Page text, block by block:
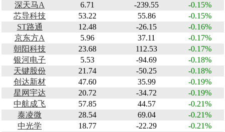
深天马A
6.71 -239.55
-0.15%
芯导科技
53.22 55.86
-0.15%
ST路通
12.48 -26.15
-0.16%
京东方A
5.96 37.11
-0.17%
朝阳科技
23.68 112.53
-0.17%
银河电子
5.53 -94.69
-0.18%
天键股份
21.74 -50.25
-0.18%
创达新材
47.60 35.99
-0.19%
星网宇达
20.72 -34.72
-0.19%
中航成飞
57.85 44.57
-0.21%
泰凌微
28.54 69.04
-0.21%
中光学
18.77 -22.29
-0.21%